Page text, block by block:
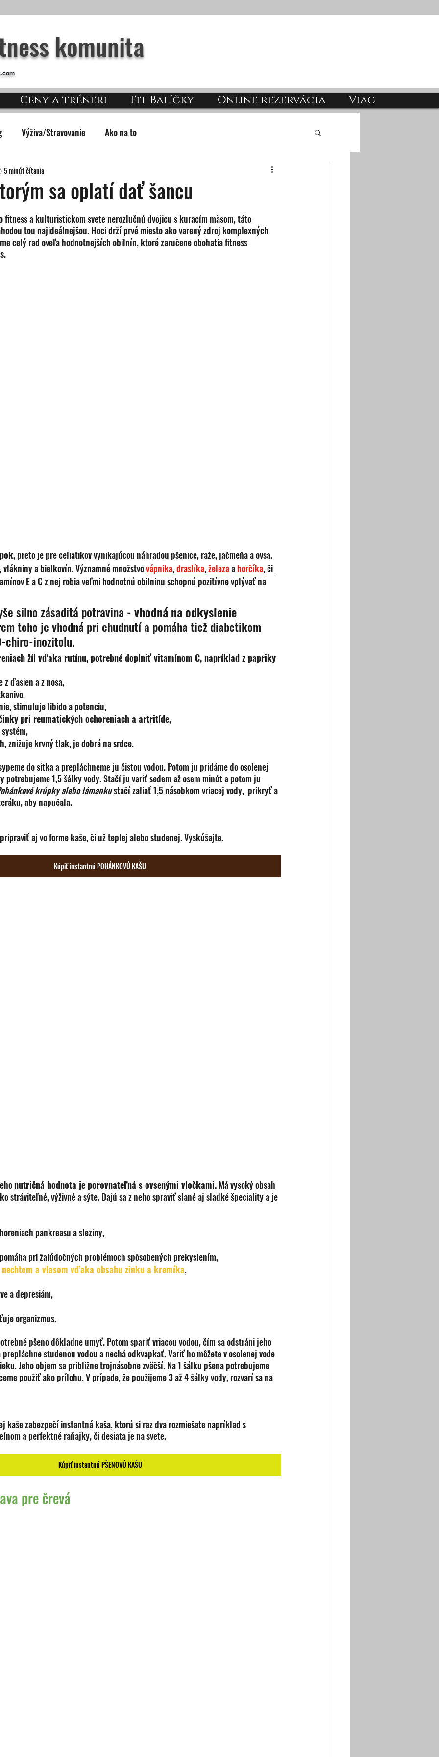
komunita
Ceny a tréneri Fit Balíčky Online rezervácia Viac
Výživa/Stravovanie Ako na to
sa oplatí dať šancu
5 minút čítania
fitness a kulturistickom svete nerozlučnú dvojicu s kuracím mäsom, táto
tou najideálnejšou. Hoci drží prvé miesto ako varený zdroj komplexných
celý rad oveľa hodnotnejších obilnín, ktoré zaručene obohatia fitness
, preto je pre celiatikov vynikajúcou náhradou pšenice, raže, jačmeňa a ovsa.
, vlákniny a bielkovín. Významné množstvovápnika, draslíka, železa a horčíka, či
E a C z nej robia veľmi hodnotnú obilninu schopnú pozitívne vplývať na
silno zásaditá potravina - vhodná na odkyslenie
toho je vhodná pri chudnutí a pomáha tiež diabetikom
chiro-inozitolu.
žíl vďaka rutínu, potrebné doplniť vitamínom C, napríklad z papriky
z ďasien a z nosa,
stimuluje libido a potenciu,
pri reumatických ochoreniach a artritíde,
znižuje krvný tlak, je dobrá na srdce.
do sitka a prepláchneme ju čistou vodou. Potom ju pridáme do osolenej
potrebujeme 1,5 šálky vody. Stačí ju variť sedem až osem minút a potom ju
krúpky alebo lámanku stačí zaliať 1,5 násobkom vriacej vody,  prikryť a
aby napučala.
aj vo forme kaše, či už teplej alebo studenej. Vyskúšajte.
Kúpiť instantnú POHÁNKOVÚ KAŠU
nutričná hodnota je porovnateľná s ovsenými vločkami. Má vysoký obsah
stráviteľné, výživné a sýte. Dajú sa z neho spraviť slané aj sladké špeciality a je
pankreasu a sleziny,
pri žalúdočných problémoch spôsobených prekyslením,
nechtom a vlasom vďaka obsahu zinku a kremíka,
a depresiám,
organizmus.
pšeno dôkladne umyť. Potom spariť vriacou vodou, čím sa odstráni jeho
studenou vodou a nechá odkvapkať. Variť ho môžete v osolenej vode
Jeho objem sa približne trojnásobne zväčší. Na 1 šálku pšena potrebujeme
použiť ako prílohu. V prípade, že použijeme 3 až 4 šálky vody, rozvarí sa na
kaše zabezpečí instantná kaša, ktorú si raz dva rozmiešate napríklad s
a perfektné raňajky, či desiata je na svete.
Kúpiť instantnú PŠENOVÚ KAŠU
pre črevá